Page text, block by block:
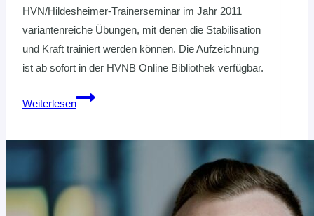
HVN/Hildesheimer-Trainerseminar im Jahr 2011
variantenreiche Übungen, mit denen die Stabilisation
und Kraft trainiert werden können. Die Aufzeichnung
ist ab sofort in der HVNB Online Bibliothek verfügbar.
Weiterlesen
Klaus